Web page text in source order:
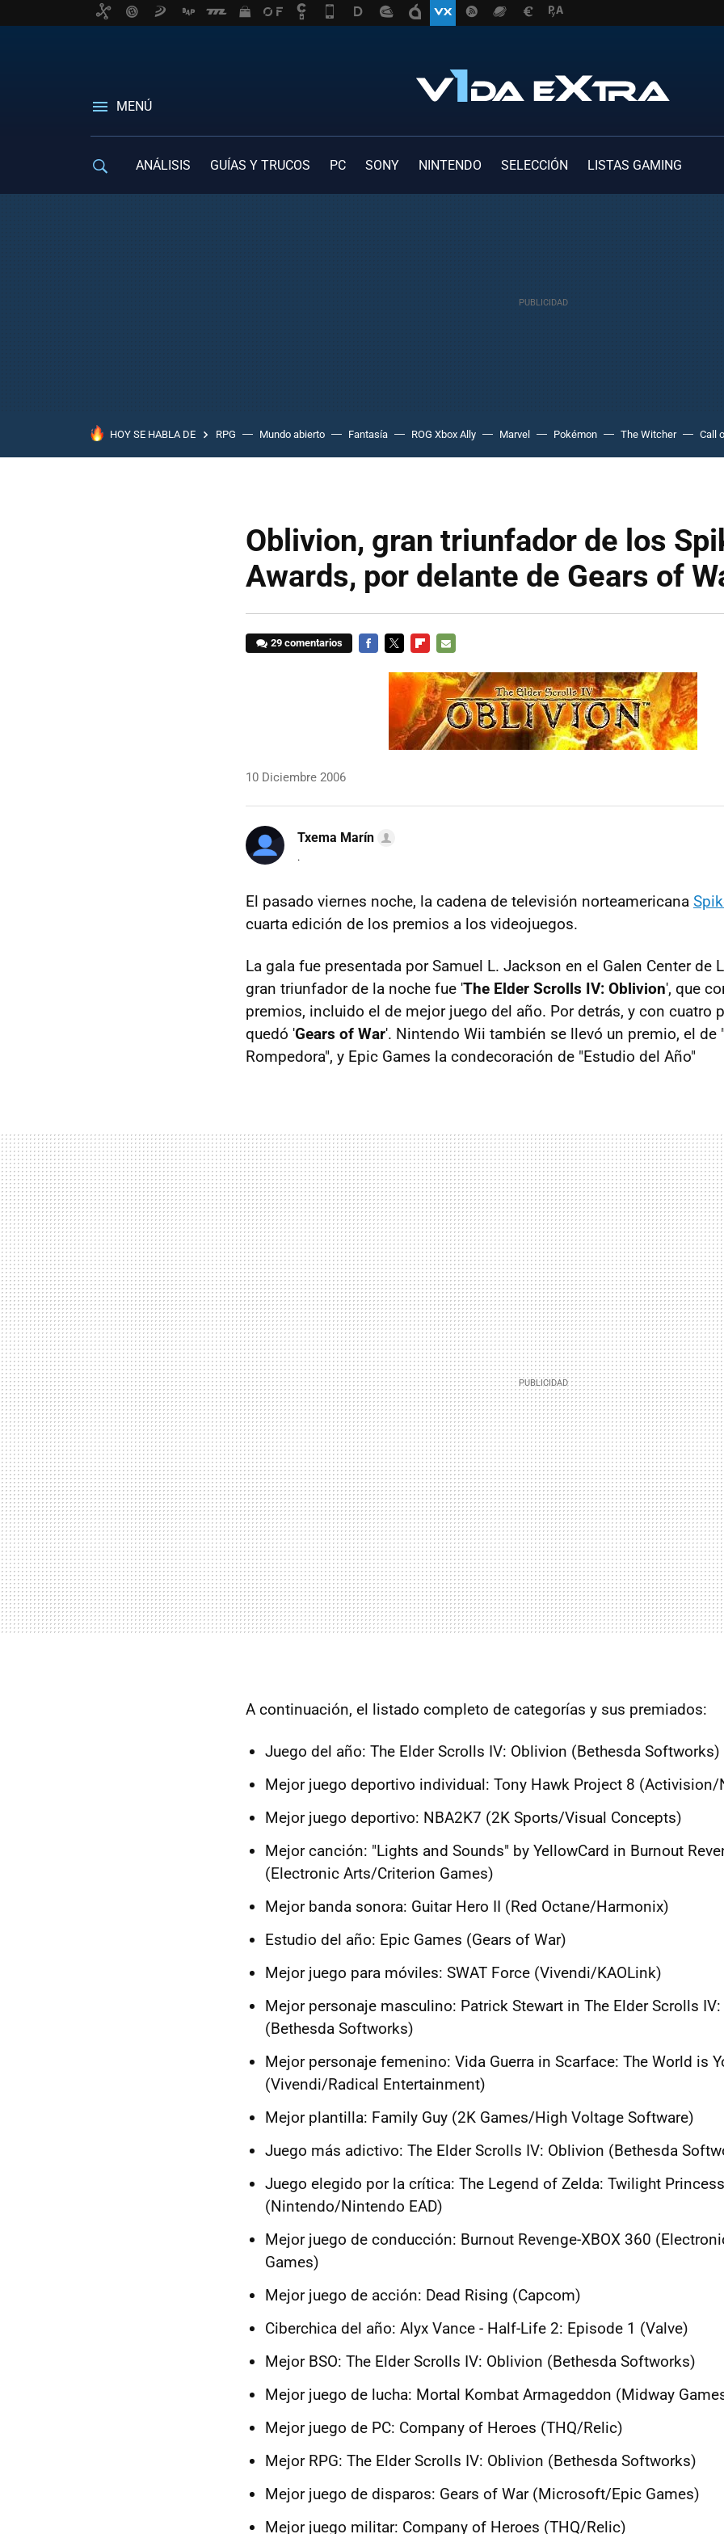
MENÚ
ANÁLISIS GUÍAS Y TRUCOS PC SONY NINTENDO SELECCIÓN LISTAS GAMING
HOY SE HABLA DE RPG Mundo abierto Fantasía ROG Xbox Ally Marvel Pokémon The Witcher Call
Oblivion, gran triunfador de los
Awards, por delante de Gears of
29 comentarios
MAIL
10 Diciembre 2006
Txema Marín
.
El pasado viernes noche, la cadena de televisión norteamericana
cuarta edición de los premios a los videojuegos.
La gala fue presentada por Samuel L. Jackson en el Galen Center de
gran triunfador de la noche fue 'The Elder Scrolls IV: Oblivion', que
premios, incluido el de mejor juego del año. Por detrás, y con cuatro
quedó 'Gears of War'. Nintendo Wii también se llevó un premio, el de
Rompedora", y Epic Games la condecoración de "Estudio del Año"
A continuación, el listado completo de categorías y sus premiados:
Juego del año: The Elder Scrolls IV: Oblivion (Bethesda Softworks)
Mejor juego deportivo individual: Tony Hawk Project 8 (Activision/
Mejor juego deportivo: NBA2K7 (2K Sports/Visual Concepts)
Mejor canción: "Lights and Sounds" by YellowCard in Burnout
(Electronic Arts/Criterion Games)
Mejor banda sonora: Guitar Hero II (Red Octane/Harmonix)
Estudio del año: Epic Games (Gears of War)
Mejor juego para móviles: SWAT Force (Vivendi/KAOLink)
Mejor personaje masculino: Patrick Stewart in The Elder Scrolls
(Bethesda Softworks)
Mejor personaje femenino: Vida Guerra in Scarface: The World is
(Vivendi/Radical Entertainment)
Mejor plantilla: Family Guy (2K Games/High Voltage Software)
Juego más adictivo: The Elder Scrolls IV: Oblivion (Bethesda
Juego elegido por la crítica: The Legend of Zelda: Twilight Princess
(Nintendo/Nintendo EAD)
Mejor juego de conducción: Burnout Revenge-XBOX 360
Games)
Mejor juego de acción: Dead Rising (Capcom)
Ciberchica del año: Alyx Vance - Half-Life 2: Episode 1 (Valve)
Mejor BSO: The Elder Scrolls IV: Oblivion (Bethesda Softworks)
Mejor juego de lucha: Mortal Kombat Armageddon (Midway
Mejor juego de PC: Company of Heroes (THQ/Relic)
Mejor RPG: The Elder Scrolls IV: Oblivion (Bethesda Softworks)
Mejor juego de disparos: Gears of War (Microsoft/Epic Games)
Mejor juego militar: Company of Heroes (THQ/Relic)